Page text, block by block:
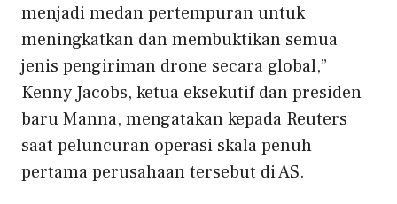
menjadi medan pertempuran untuk
meningkatkan dan membuktikan semua
jenis pengiriman drone secara global,”
Kenny Jacobs, ketua eksekutif dan presiden
baru Manna, mengatakan kepada Reuters
saat peluncuran operasi skala penuh
pertama perusahaan tersebut di AS.